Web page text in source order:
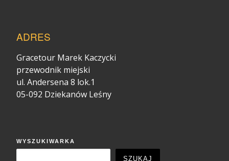
ADRES
Gracetour Marek Kaczycki
przewodnik miejski
ul. Andersena 8 lok.1
05-092 Dziekanów Leśny
WYSZUKIWARKA
SZUKAJ